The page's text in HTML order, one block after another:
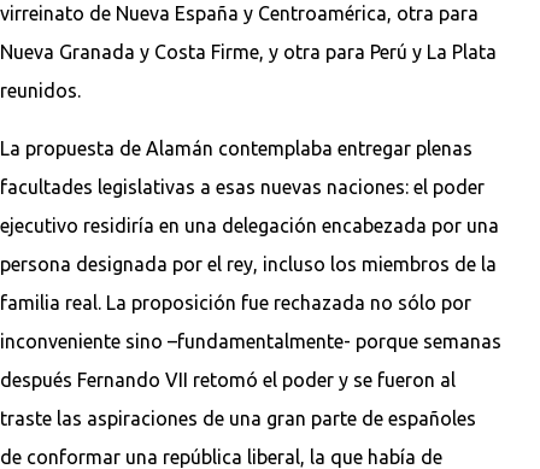
virreinato de Nueva España y Centroamérica, otra para
Nueva Granada y Costa Firme, y otra para Perú y La Plata
reunidos.
La propuesta de Alamán contemplaba entregar plenas
facultades legislativas a esas nuevas naciones: el poder
ejecutivo residiría en una delegación encabezada por una
persona designada por el rey, incluso los miembros de la
familia real. La proposición fue rechazada no sólo por
inconveniente sino –fundamentalmente- porque semanas
después Fernando VII retomó el poder y se fueron al
traste las aspiraciones de una gran parte de españoles
de conformar una república liberal, la que había de